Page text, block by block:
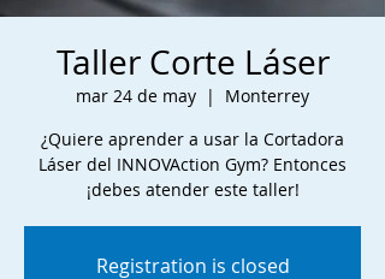
Taller Corte Láser
mar 24 de may
  |
Monterrey
¿Quiere aprender a usar la Cortadora
Láser del INNOVAction Gym? Entonces
¡debes atender este taller!
Registration is closed